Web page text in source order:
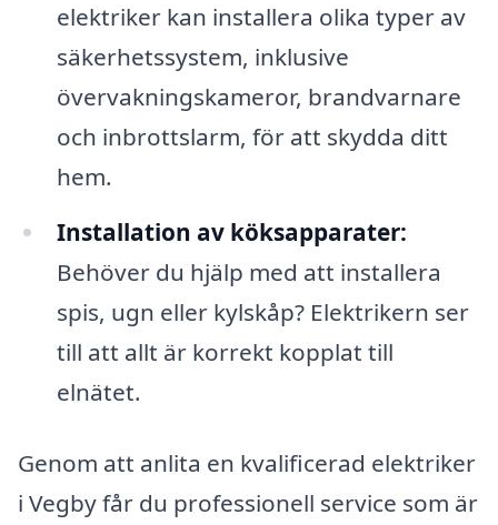
elektriker kan installera olika typer av
säkerhetssystem, inklusive
övervakningskameror, brandvarnare
och inbrottslarm, för att skydda ditt
hem.
Installation av köksapparater:
Behöver du hjälp med att installera
spis, ugn eller kylskåp? Elektrikern ser
till att allt är korrekt kopplat till
elnätet.
Genom att anlita en kvalificerad elektriker
i Vegby får du professionell service som är